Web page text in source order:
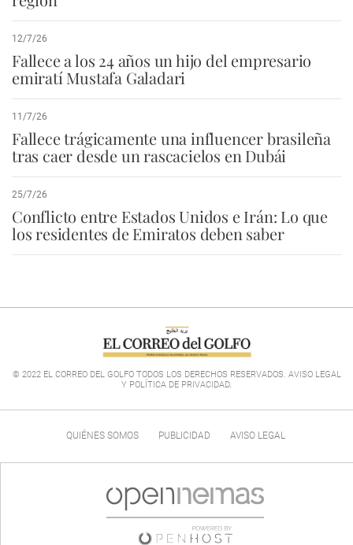
12/7/26
Fallece a los 24 años un hijo del empresario
emiratí Mustafa Galadari
11/7/26
Fallece trágicamente una influencer brasileña
tras caer desde un rascacielos en Dubái
25/7/26
Conflicto entre Estados Unidos e Irán: Lo que
los residentes de Emiratos deben saber
© 2022 EL CORREO DEL GOLFO TODOS LOS DERECHOS RESERVADOS. AVISO LEGAL
Y POLÍTICA DE PRIVACIDAD.
QUIÉNES SOMOS PUBLICIDAD AVISO LEGAL